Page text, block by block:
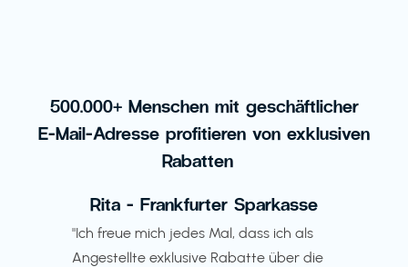
500.000+ Menschen mit geschäftlicher
E-Mail-Adresse profitieren von exklusiven
Rabatten
Rita - Frankfurter Sparkasse
"Ich freue mich jedes Mal, dass ich als
Angestellte exklusive Rabatte über die